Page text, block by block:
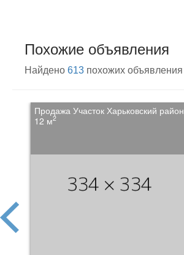
Похожие объявления
Найдено 613 похожих объявления
Продажа Участок Харьковский район
12 м2
prev